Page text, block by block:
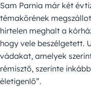
Sam Parnia már két
témakörének
hirtelen meghalt a
hogy vele beszélgetett.
vádakat, amelyek
rémisztő, szerinte
életigenlő”.